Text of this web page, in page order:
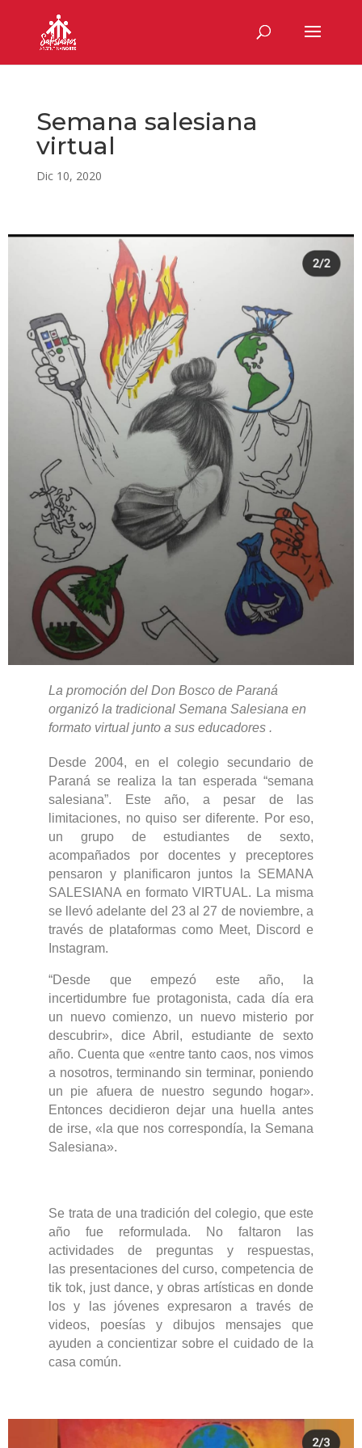
Semana salesiana
virtual
Dic 10, 2020
La promoción del Don Bosco de Paraná
organizó la tradicional Semana Salesiana en
formato virtual junto a sus educadores .
Desde 2004, en el colegio secundario de
Paraná se realiza la tan esperada “semana
salesiana”. Este año, a pesar de las
limitaciones, no quiso ser diferente. Por eso,
un grupo de estudiantes de sexto,
acompañados por docentes y preceptores
pensaron y planificaron juntos la SEMANA
SALESIANA en formato VIRTUAL. La misma
se llevó adelante del 23 al 27 de noviembre, a
través de plataformas como Meet, Discord e
Instagram.
“Desde que empezó este año, la
incertidumbre fue protagonista, cada día era
un nuevo comienzo, un nuevo misterio por
descubrir», dice Abril, estudiante de sexto
año. Cuenta que «entre tanto caos, nos vimos
a nosotros, terminando sin terminar, poniendo
un pie afuera de nuestro segundo hogar».
Entonces decidieron dejar una huella antes
de irse, «la que nos correspondía, la Semana
Salesiana».
Se trata de una tradición del colegio, que este
año fue reformulada. No faltaron las
actividades de preguntas y respuestas,
las presentaciones del curso, competencia de
tik tok, just dance, y obras artísticas en donde
los y las jóvenes expresaron a través de
videos, poesías y dibujos mensajes que
ayuden aconcientizar sobre el cuidado de la
casa común.